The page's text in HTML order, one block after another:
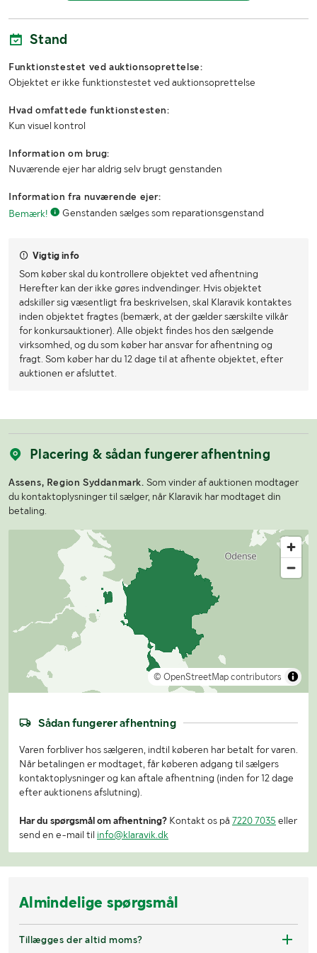
Stand
Funktionstestet ved auktionsoprettelse:
Objektet er ikke funktionstestet ved auktionsoprettelse
Hvad omfattede funktionstesten:
Kun visuel kontrol
Information om brug:
Nuværende ejer har aldrig selv brugt genstanden
Information fra nuværende ejer:
Bemærk!
Genstanden sælges som reparationsgenstand
Vigtig info
Som køber skal du kontrollere objektet ved afhentning
Herefter kan der ikke gøres indvendinger. Hvis objektet
adskiller sig væsentligt fra beskrivelsen, skal Klaravik kontaktes
inden objektet fragtes (bemærk, at der gælder særskilte vilkår
for konkursauktioner). Alle objekt findes hos den sælgende
virksomhed, og du som køber har ansvar for afhentning og
fragt. Som køber har du 12 dage til at afhente objektet, efter
auktionen er afsluttet.
Placering & sådan fungerer afhentning
Assens, Region Syddanmark. Som vinder af auktionen modtager
du kontaktoplysninger til sælger, når Klaravik har modtaget din
betaling.
© OpenStreetMap contributors
Sådan fungerer afhentning
Varen forbliver hos sælgeren, indtil køberen har betalt for varen.
Når betalingen er modtaget, får køberen adgang til sælgers
kontaktoplysninger og kan aftale afhentning (inden for 12 dage
efter auktionens afslutning).
Har du spørgsmål om afhentning? Kontakt os på 7220 7035 eller
send en e-mail til info@klaravik.dk
Almindelige spørgsmål
Tillægges der altid moms?